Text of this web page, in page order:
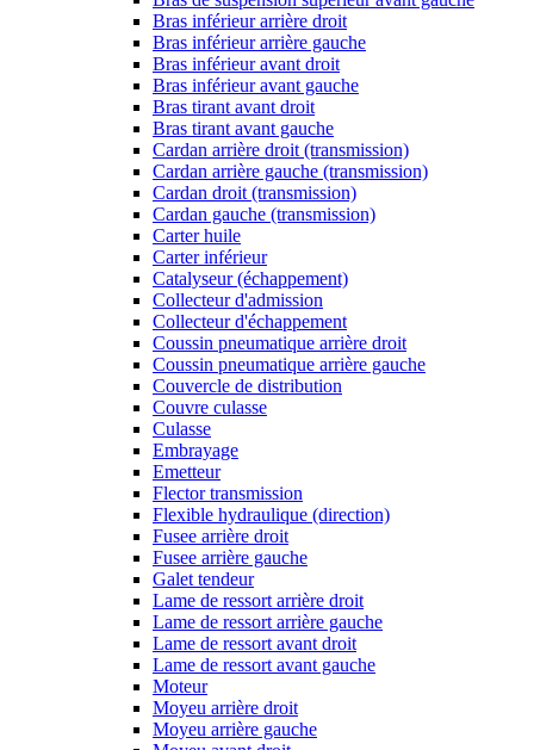
Bras inférieur arrière droit
Bras inférieur arrière gauche
Bras inférieur avant droit
Bras inférieur avant gauche
Bras tirant avant droit
Bras tirant avant gauche
Cardan arrière droit (transmission)
Cardan arrière gauche (transmission)
Cardan droit (transmission)
Cardan gauche (transmission)
Carter huile
Carter inférieur
Catalyseur (échappement)
Collecteur d'admission
Collecteur d'échappement
Coussin pneumatique arrière droit
Coussin pneumatique arrière gauche
Couvercle de distribution
Couvre culasse
Culasse
Embrayage
Emetteur
Flector transmission
Flexible hydraulique (direction)
Fusee arrière droit
Fusee arrière gauche
Galet tendeur
Lame de ressort arrière droit
Lame de ressort arrière gauche
Lame de ressort avant droit
Lame de ressort avant gauche
Moteur
Moyeu arrière droit
Moyeu arrière gauche